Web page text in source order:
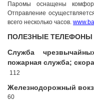
Паромы оснащены
Отправление
всего несколько часов.
ПОЛЕЗНЫЕ ТЕЛЕФОНЫ
Служба
пожарная служба;
112
Железнодорожный
60